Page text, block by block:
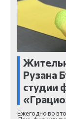
Рузана
студии
Ежегодно во